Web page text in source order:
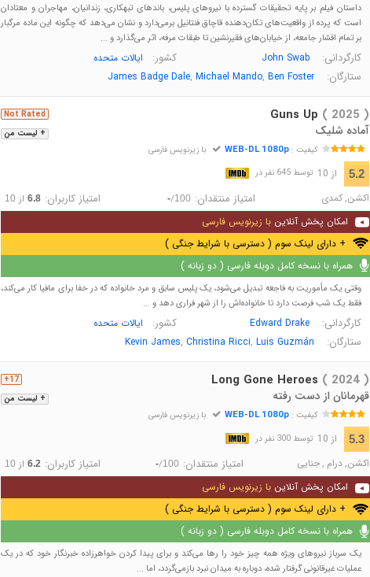
داستان فیلم بر پایه تحقیقات گسترده با نیروهای پلیس، باندهای تبهکاری، زندانیان، مهاجران و معتادان
است که پرده از واقعیت‌های تکان‌دهنده قاچاق فنتانیل برمی‌دارد و نشان می‌دهد که چگونه این ماده مرگبار
بر تمام اقشار جامعه، از خیابان‌های فقیرنشین تا طبقات مرفه، اثر می‌گذارد و ...
کارگردانی:John Swab کشور: ایالات متحده
ستارگان: James Badge Dale, Michael Mando, Ben Foster
+ لیست من
Not Rated Guns Up ( 2025 )
آماده شلیک
کیفیت :WEB-DL 1080p با زیرنویس فارسی
5.2 از 10 توسط 645 نفر در
اکشن, کمدی امتیاز منتقدان: -/100 امتیاز کاربران: 6.8 از 10
امکان پخش آنلاین با زیرنویس فارسی
+ دارای لینک سوم ( دسترسی با شرایط جنگی )
همراه با نسخه کامل دوبله فارسی ( دو زبانه )
وقتی یک مأموریت به فاجعه تبدیل می‌شود، یک پلیس سابق و مرد خانواده که در خفا برای مافیا کار می‌کند،
فقط یک شب فرصت دارد تا خانواده‌اش را از شهر فراری دهد و ...
کارگردانی:Edward Drake کشور: ایالات متحده
ستارگان: Kevin James, Christina Ricci, Luis Guzmán
+ لیست من
17+ Long Gone Heroes ( 2024 )
قهرمانان از دست رفته
کیفیت :WEB-DL 1080p با زیرنویس فارسی
5.3 از 10 توسط 300 نفر در
اکشن,درام ,جنایی امتیاز منتقدان: -/100 امتیاز کاربران: 6.2 از 10
امکان پخش آنلاین با زیرنویس فارسی
+ دارای لینک سوم ( دسترسی با شرایط جنگی )
همراه با نسخه کامل دوبله فارسی ( دو زبانه )
یک سرباز نیروهای ویژه همه چیز خود را رها می‌کند و برای پیدا کردن خواهرزاده خبرنگار خود که در یک
عملیات غیرقانونی گرفتار شده، دوباره به میدان نبرد بازمی‌گردد، اما ...